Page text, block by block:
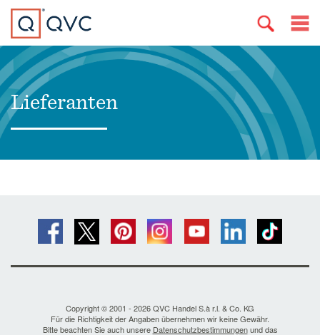
Lieferanten
Copyright © 2001 - 2026 QVC Handel S.à r.l. & Co. KG
Für die Richtigkeit der Angaben übernehmen wir keine Gewähr.
Bitte beachten Sie auch unsere Datenschutzbestimmungenund das